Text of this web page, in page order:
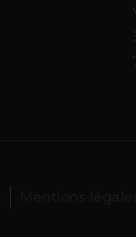
Mentions légales